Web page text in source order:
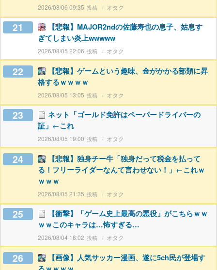
2026/08/06 09:35 オタク
21
【悲報】MAJOR2ndの佐藤寿也の息子、姑息す
ぎてしまい炎上wwwww
2026/08/05 22:06 オタク
22
【悲報】ゲームという趣味、金がかかる部類に昇
格するｗｗｗｗ
2026/08/05 13:05 オタク
23
ネット「ゴールド免許はペーパードライバーの
証」←これ
2026/08/05 19:00 オタク
24
【悲報】独身チー牛「独身だって税金を払って
る！フリーライダーなんて言わせない！」←これｗ
ｗｗｗ
2026/08/05 21:35 オタク
25
【衝撃】「ゲーム史上最高の悪役」がこちらｗｗ
ｗｗこのキャラは…怖すぎる…
2026/08/04 18:02 オタク
26
【画像】人気サッカー漫画、遂に5ch民が登場す